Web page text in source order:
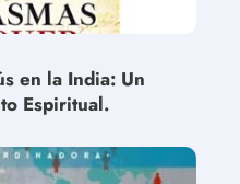
en la India: Un
Espiritual.